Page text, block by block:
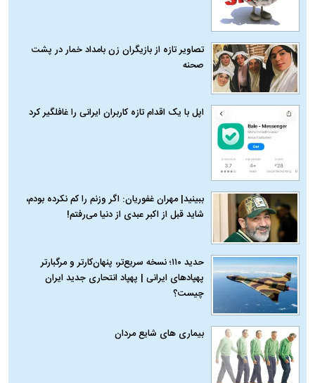
تصاویر تازه از بازیگران زن بامداد خمار در پشت
صحنه
اپل با یک اقدام تازه کاربران ایرانی را غافلگیر کرد
ببینید| مهران غفوریان: اگر وزنم را کم نکرده بودم،
شاید قبل از اکبر عبدی از دنیا می‌رفتم!
حدید ۱۱۰؛ نسخه سریع‌تر، پنهان‌کارتر و مرگبارتر
پهپادهای ایرانی | پهپاد انتحاری جدید ایران
چیست؟
بیماری‌ های شایع مردان